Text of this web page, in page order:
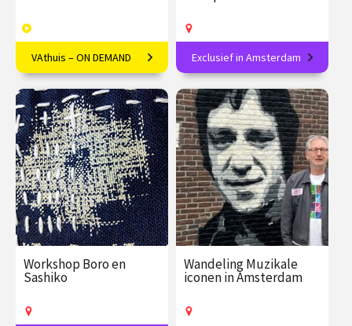
Een verdwijnend element
van ons Nederlandse
landschap
€ 17.50
6
afleveringen
Speeltijd 1 uur
VAthuis
VAthuis – ON DEMAND
Creëer je eigen literaire
handtekening en
personaliseer je boeken!
€ 89.00
vanaf 16
aug.
Op locatie
Exclusief in Amsterdam
Workshop Boro en
Sashiko
Wandeling Muzikale
iconen in Amsterdam